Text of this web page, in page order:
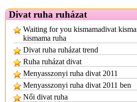
Divat ruha ruházat
Waiting for you kismamadivat
kismama ruha
Divat ruha ruházat trend
Ruha ruházat divat
Menyasszonyi ruha divat 2011
Menyasszonyi ruha divat 2011 ben
Női divat ruha